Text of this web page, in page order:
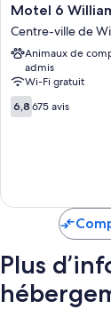
Motel
6
Williams,
AZ
Historic
Route
66
Motel 6
Centre-ville de
Animaux de
admis
Wi-Fi gratuit
6.8
sur
6,8 675 avis
Plus